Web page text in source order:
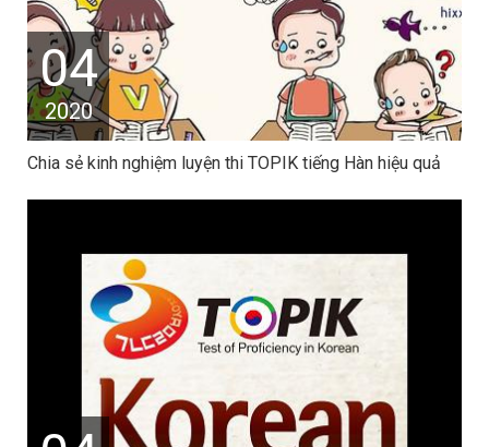
04
2020
Chia sẻ kinh nghiệm luyện thi TOPIK tiếng Hàn hiệu quả